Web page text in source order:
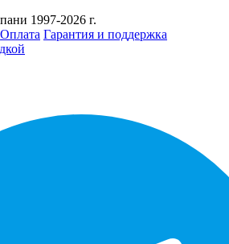
1997-2026 г.
Оплата Гарантия и поддержка